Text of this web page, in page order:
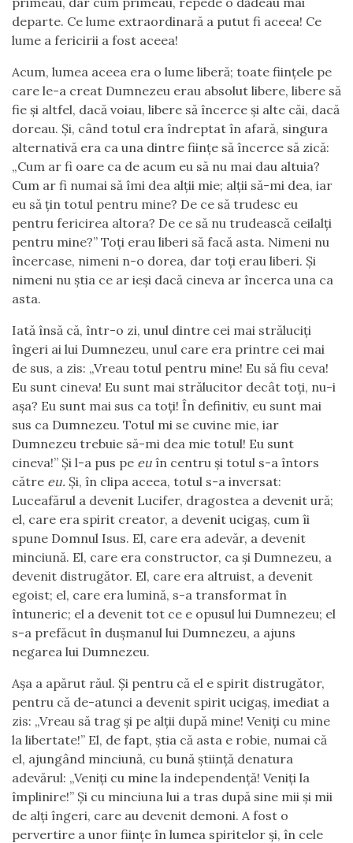
departe. Ce lume extraordinară a putut fi aceea! Ce
lume a fericirii a fost aceea!
Acum, lumea aceea era o lume liberă; toate ființele pe
care le-a creat Dumnezeu erau absolut libere, libere să
fie și altfel, dacă voiau, libere să încerce și alte căi, dacă
doreau. Și, când totul era îndreptat în afară, singura
alternativă era ca una dintre ființe să încerce să zică:
„Cum ar fi oare ca de acum eu să nu mai dau altuia?
Cum ar fi numai să îmi dea alții mie; alții să-mi dea, iar
eu să țin totul pentru mine? De ce să trudesc eu
pentru fericirea altora? De ce să nu trudească ceilalți
pentru mine?” Toți erau liberi să facă asta. Nimeni nu
încercase, nimeni n-o dorea, dar toți erau liberi. Și
nimeni nu știa ce ar ieși dacă cineva ar încerca una ca
asta.
Iată însă că, într-o zi, unul dintre cei mai străluciți
îngeri ai lui Dumnezeu, unul care era printre cei mai
de sus, a zis: „Vreau totul pentru mine! Eu să fiu ceva!
Eu sunt cineva! Eu sunt mai strălucitor decât toți, nu-i
așa? Eu sunt mai sus ca toți! În definitiv, eu sunt mai
sus ca Dumnezeu. Totul mi se cuvine mie, iar
Dumnezeu trebuie să-mi dea mie totul! Eu sunt
cineva!” Și l-a pus pe eu în centru și totul s-a întors
către eu. Și, în clipa aceea, totul s-a inversat:
Luceafărul a devenit Lucifer, dragostea a devenit ură;
el, care era spirit creator, a devenit ucigaș, cum îi
spune Domnul Isus. El, care era adevăr, a devenit
minciună. El, care era constructor, ca și Dumnezeu, a
devenit distrugător. El, care era altruist, a devenit
egoist; el, care era lumină, s-a transformat în
întuneric; el a devenit tot ce e opusul lui Dumnezeu; el
s-a prefăcut în dușmanul lui Dumnezeu, a ajuns
negarea lui Dumnezeu.
Așa a apărut răul. Și pentru că el e spirit distrugător,
pentru că de-atunci a devenit spirit ucigaș, imediat a
zis: „Vreau să trag și pe alții după mine! Veniți cu mine
la libertate!” El, de fapt, știa că asta e robie, numai că
el, ajungând minciună, cu bună știință denatura
adevărul: „Veniți cu mine la independență! Veniți la
împlinire!” Și cu minciuna lui a tras după sine mii și mii
de alți îngeri, care au devenit demoni. A fost o
pervertire a unor ființe în lumea spiritelor și, în cele